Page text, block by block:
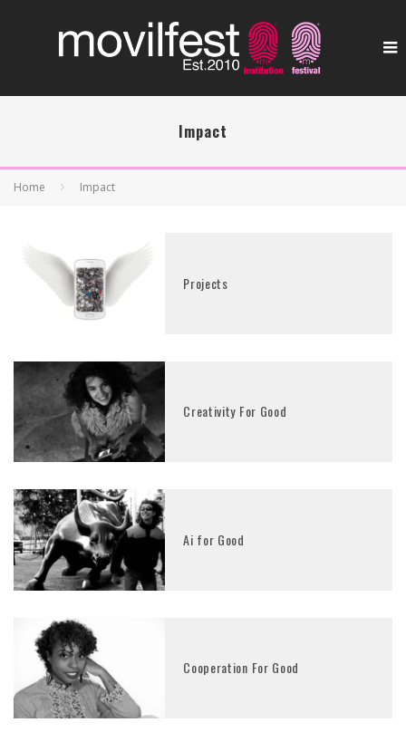
Impact
Home Impact
Projects
Creativity For Good
Ai for Good
Cooperation For Good